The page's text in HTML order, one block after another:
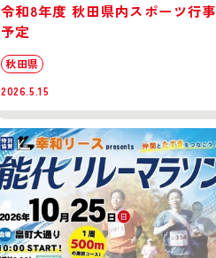
令和8年度 秋田県内スポーツ行事
予定
秋田県
2026.5.15